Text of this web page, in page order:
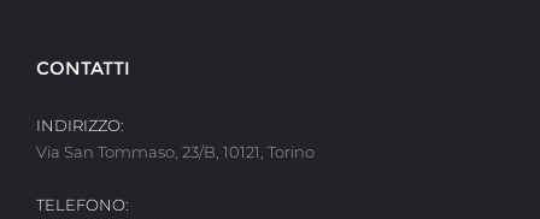
CONTATTI
INDIRIZZO:
Via San Tommaso, 23/B, 10121, Torino
TELEFONO: